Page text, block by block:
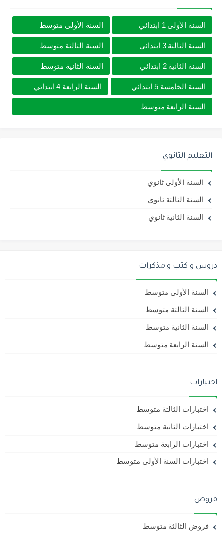
السنة الأولى 1 ابتدائي السنة الأولى متوسط
السنة الثالثة 3 ابتدائي السنة الثالثة متوسط
السنة الثانية 2 ابتدائي السنة الثانية متوسط
السنة الخامسة 5 ابتدائي السنة الرابعة 4 ابتدائي
السنة الرابعة متوسط
التعليم الثانوي
السنة الأولى ثانوي
السنة الثالثة ثانوي
السنة الثانية ثانوي
دروس و كتب و مذكرات
السنة الأولى متوسط
السنة الثالثة متوسط
السنة الثانية متوسط
السنة الرابعة متوسط
اختبارات
اختبارات الثالثة متوسط
اختبارات الثانية متوسط
اختبارات الرابعة متوسط
اختبارات السنة الأولى متوسط
فروض
فروض الثالثة متوسط